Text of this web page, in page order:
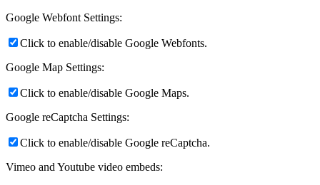
Google Webfont Settings:
Click to enable/disable Google Webfonts.
Google Map Settings:
Click to enable/disable Google Maps.
Google reCaptcha Settings:
Click to enable/disable Google reCaptcha.
Vimeo and Youtube video embeds: